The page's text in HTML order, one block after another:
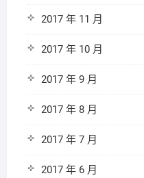
2017 年 11 月
2017 年 10 月
2017 年 9 月
2017 年 8 月
2017 年 7 月
2017 年 6 月